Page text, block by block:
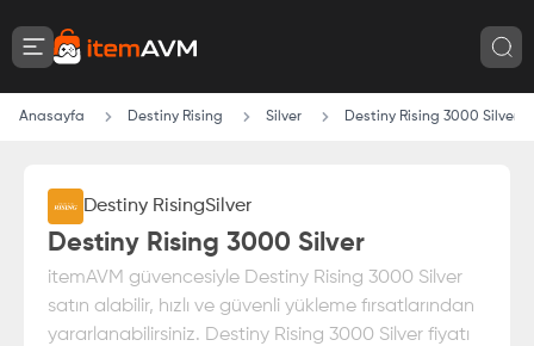
Anasayfa Destiny Rising Silver Destiny Rising 3000 Silver
Destiny RisingSilver
Destiny Rising 3000 Silver
itemAVM güvencesiyle Destiny Rising 3000 Silver
satın alabilir, hızlı ve güvenli yükleme fırsatlarından
yararlanabilirsiniz. Destiny Rising 3000 Silver fiyatı